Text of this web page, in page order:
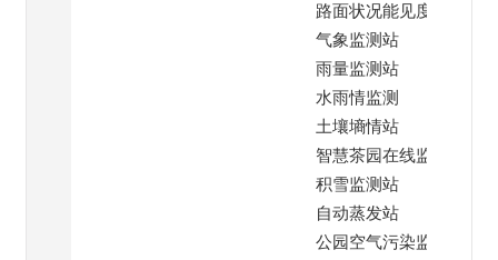
路面状况能见度监测
气象监测站
雨量监测站
水雨情监测
土壤墒情站
智慧茶园在线监测
积雪监测站
自动蒸发站
公园空气污染监测